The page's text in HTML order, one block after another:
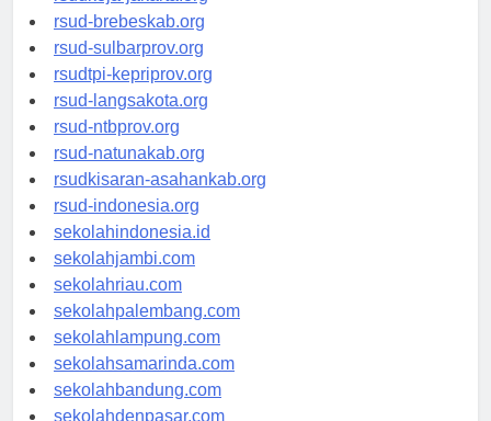
rsudkoja-jakarta.org
rsud-brebeskab.org
rsud-sulbarprov.org
rsudtpi-kepriprov.org
rsud-langsakota.org
rsud-ntbprov.org
rsud-natunakab.org
rsudkisaran-asahankab.org
rsud-indonesia.org
sekolahindonesia.id
sekolahjambi.com
sekolahriau.com
sekolahpalembang.com
sekolahlampung.com
sekolahsamarinda.com
sekolahbandung.com